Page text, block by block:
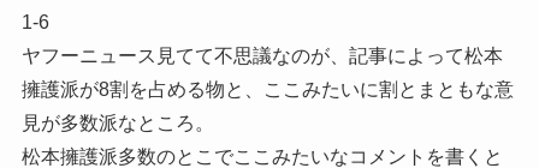
1-6
ヤフーニュース見てて不思議なのが、記事によって松本
擁護派が8割を占める物と、ここみたいに割とまともな意
見が多数派なところ。
松本擁護派多数のとこでここみたいなコメントを書くと